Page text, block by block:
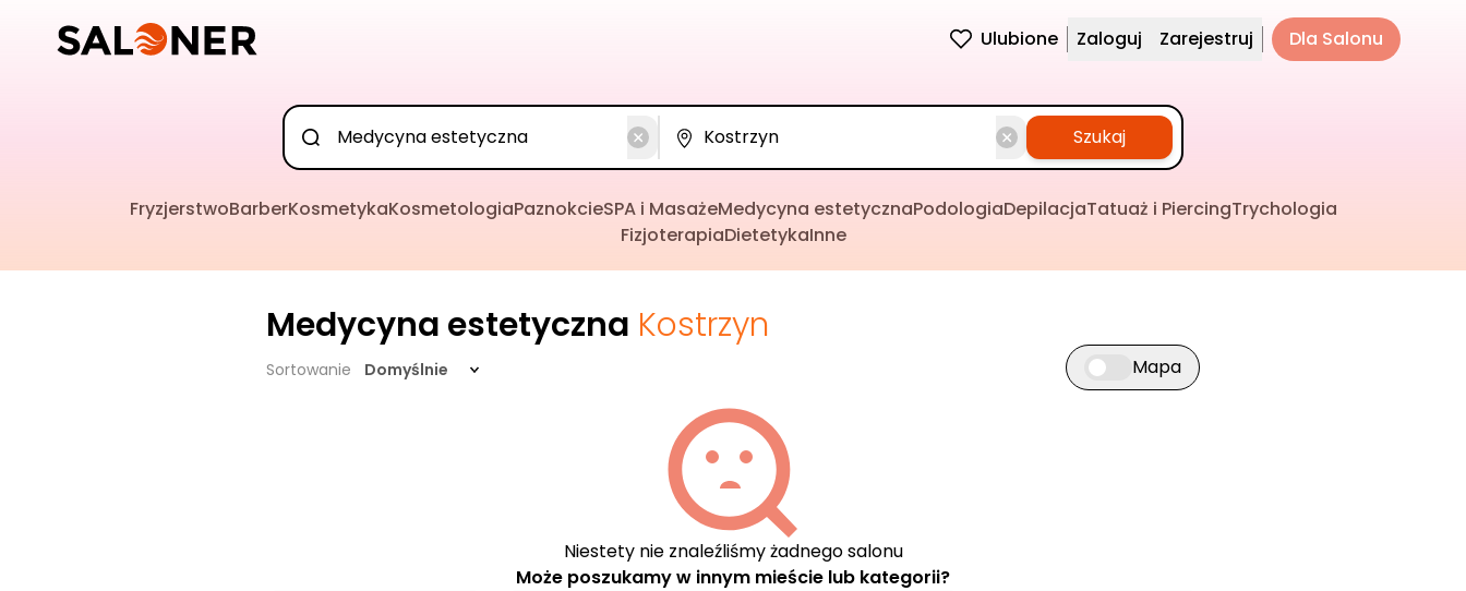
Ulubione Zaloguj Zarejestruj Dla Salonu
Szukaj
FryzjerstwoBarberKosmetykaKosmetologiaPaznokcieSPA i MasażeMedycyna estetycznaPodologiaDepilacjaTatuaż i PiercingTrychologia
FizjoterapiaDietetykaInne
Medycyna estetyczna Kostrzyn
Sortowanie Domyślnie Przełącz widok mapy
Mapa
Niestety nie znaleźliśmy żadnego salonu
Może poszukamy w innym mieście lub kategorii?